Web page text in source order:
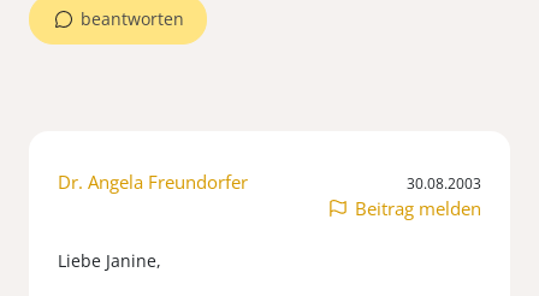
beantworten
Dr. Angela Freundorfer 30.08.2003
Beitrag melden
Liebe Janine,